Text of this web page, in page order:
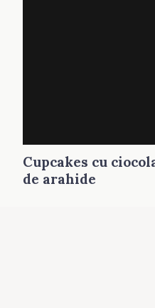
Cupcakes cu
de arahide